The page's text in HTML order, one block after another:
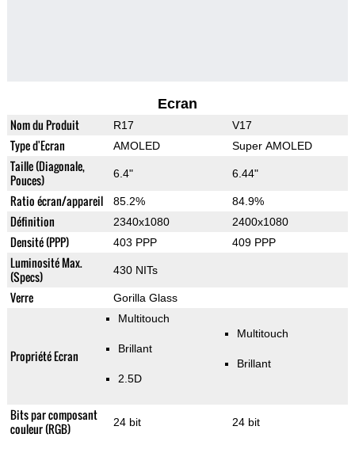
Ecran
Nom du Produit R17 V17
Type d'Ecran AMOLED Super AMOLED
Taille (Diagonale,
Pouces)
6.4" 6.44"
Ratio écran/appareil 85.2% 84.9%
Définition 2340x1080 2400x1080
Densité (PPP) 403 PPP 409 PPP
Luminosité Max.
(Specs)
430 NITs
Verre Gorilla Glass
Propriété Ecran
Multitouch
Brillant
2.5D
Multitouch
Brillant
Bits par composant
couleur (RGB)
24 bit 24 bit